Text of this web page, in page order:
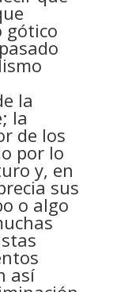
gótico
la
la
de los
por lo
y, en
sus
o algo
así